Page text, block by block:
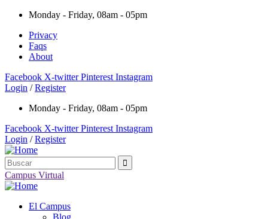
Monday - Friday, 08am - 05pm
Privacy
Faqs
About
Facebook X-twitter Pinterest Instagram
Login / Register
Monday - Friday, 08am - 05pm
Facebook X-twitter Pinterest Instagram
Login / Register
Campus Virtual
El Campus
Blog